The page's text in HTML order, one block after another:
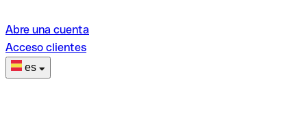
Abre una cuenta
Acceso clientes
es